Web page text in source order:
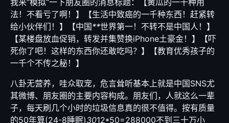
我来“模拟”一下朋友圈的消息标题：【黄瓜的一千种用
法！不看亏了啊！】【生活中致癌的一千种东西！赶紧转
给小伙伴们！】【中国**世界第一！不转不是中国人！】
【某楼盘放血促销，转发并集赞换iPhone土豪金！】【吓
死你了吧！这样的东西你还敢吃吗？】【教育优秀孩子的
一千个不传之秘！】
八卦无营养，哇众取宠，危言耸听基本上就是中国SNS尤
其微博、朋友圈的主要内容构成。朋友们，人就这么一辈
子，每天刷几个小时的垃圾信息真的很不值得。按有质量
的50年算(24-8睡眠)3012*50=288000不到三十万小